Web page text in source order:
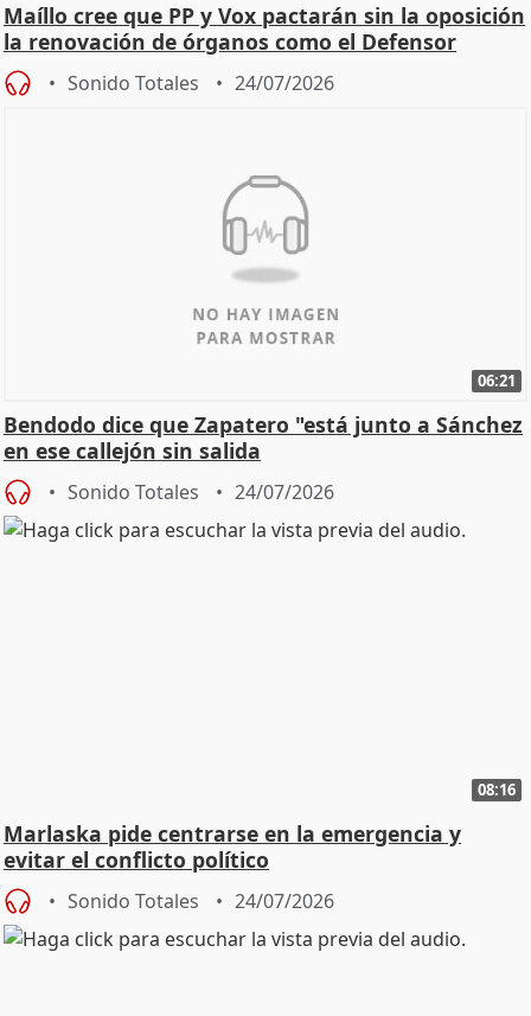
Maíllo cree que PP y Vox pactarán sin la oposición
la renovación de órganos como el Defensor
Sonido Totales 24/07/2026
06:21
Bendodo dice que Zapatero "está junto a Sánchez
en ese callejón sin salida
Sonido Totales 24/07/2026
08:16
Marlaska pide centrarse en la emergencia y
evitar el conflicto político
Sonido Totales 24/07/2026